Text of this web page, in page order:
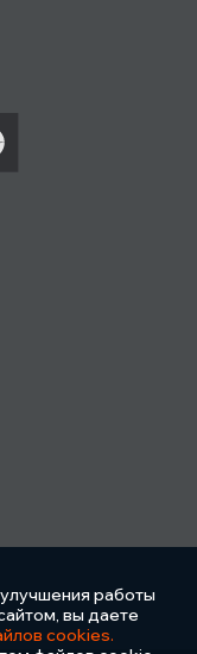
работы
вы даете
cookies.